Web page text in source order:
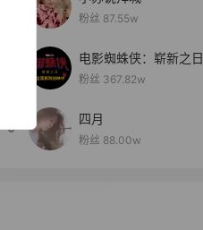
粉丝 87.55w
电影蜘蛛侠：崭新之日
粉丝 367.82w
5
四月
粉丝 88.00w